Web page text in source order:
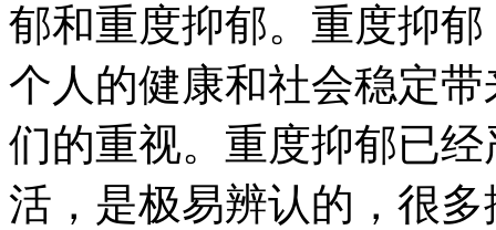
郁和重度抑郁。重度抑
个人的健康和社会稳定
们的重视。重度抑郁已
活，是极易辨认的，很